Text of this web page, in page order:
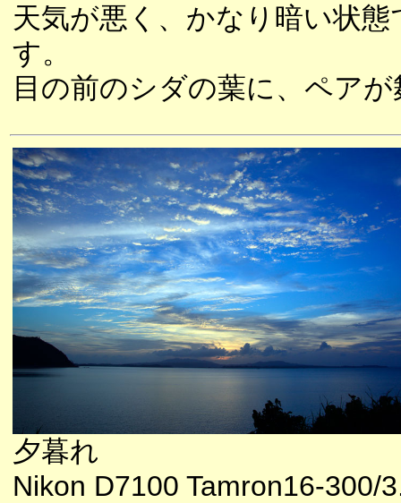
天気が悪く、かなり暗い状
す。
目の前のシダの葉に、ペア
夕暮れ
Nikon D7100 Tamron16-300/